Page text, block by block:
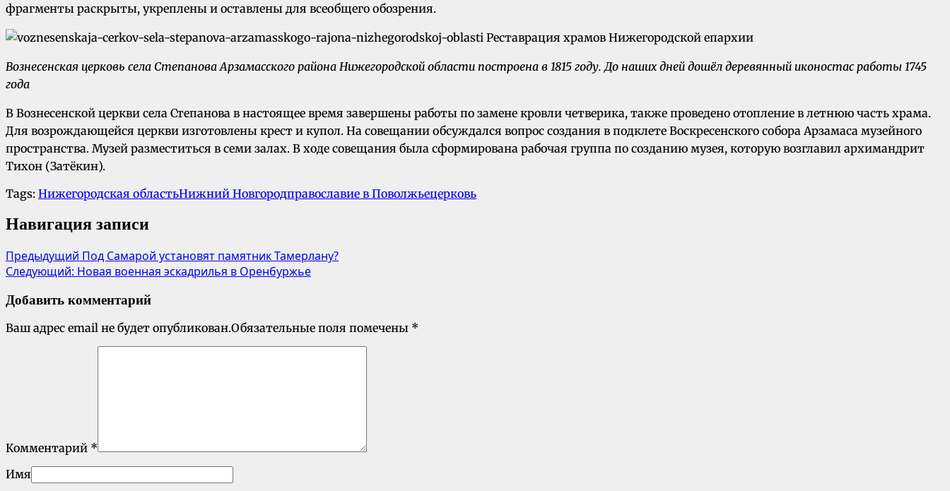
фрагменты раскрыты, укреплены и оставлены для всеобщего обозрения.
Вознесенская церковь села Степанова Арзамасского района Нижегородской области построена в 1815 году. До наших дней дошёл деревянный иконостас работы 1745
года
В Вознесенской церкви села Степанова в настоящее время завершены работы по замене кровли четверика, также проведено отопление в летнюю часть храма.
Для возрождающейся церкви изготовлены крест и купол. На совещании обсуждался вопрос создания в подклете Воскресенского собора Арзамаса музейного
пространства. Музей разместиться в семи залах. В ходе совещания была сформирована рабочая группа по созданию музея, которую возглавил архимандрит
Тихон (Затёкин).
Tags: Нижегородская областьНижний Новгородправославие в Поволжьецерковь
Навигация записи
Предыдущий Под Самарой установят памятник Тамерлану?
Следующий: Новая военная эскадрилья в Оренбуржье
Добавить комментарий
Ваш адрес email не будет опубликован.Обязательные поля помечены *
Комментарий *
Имя